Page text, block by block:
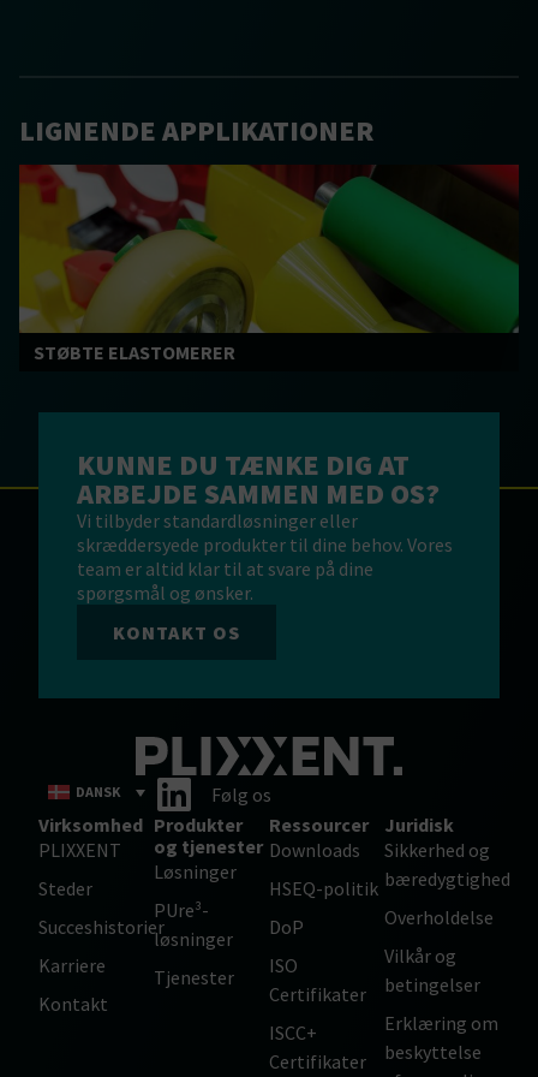
LIGNENDE APPLIKATIONER
STØBTE ELASTOMERER
KUNNE DU TÆNKE DIG AT
ARBEJDE SAMMEN MED OS?
Vi tilbyder standardløsninger eller
skræddersyede produkter til dine behov. Vores
team er altid klar til at svare på dine
spørgsmål og ønsker.
KONTAKT OS
DANSK
Følg os
Virksomhed
PLIXXENT
Steder
Succeshistorier
Karriere
Kontakt
Produkter
og tjenester
Løsninger
PUre³-
løsninger
Tjenester
Ressourcer
Downloads
HSEQ-politik
DoP
ISO
Certifikater
ISCC+
Certifikater
Juridisk
Sikkerhed og
bæredygtighed
Overholdelse
Vilkår og
betingelser
Erklæring om
beskyttelse